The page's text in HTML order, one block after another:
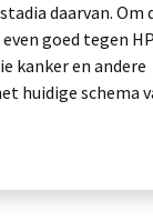
daarvan. Om
goed tegen
kanker en andere
huidige schema